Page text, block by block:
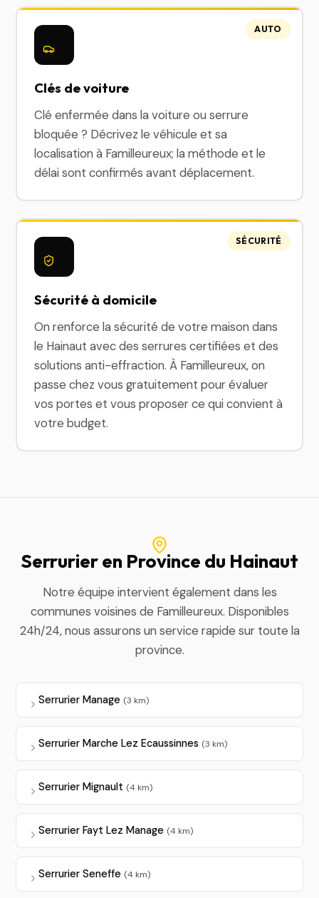
Clés de voiture
Clé enfermée dans la voiture ou serrure
bloquée ? Décrivez le véhicule et sa
localisation à Familleureux; la méthode et le
délai sont confirmés avant déplacement.
AUTO
Sécurité à domicile
On renforce la sécurité de votre maison dans
le Hainaut avec des serrures certifiées et des
solutions anti-effraction. À Familleureux, on
passe chez vous gratuitement pour évaluer
vos portes et vous proposer ce qui convient à
votre budget.
SÉCURITÉ
Serrurier en Province du Hainaut
Notre équipe intervient également dans les
communes voisines de Familleureux. Disponibles
24h/24, nous assurons un service rapide sur toute la
province.
Serrurier Manage (3 km)
Serrurier Marche Lez Ecaussinnes (3 km)
Serrurier Mignault (4 km)
Serrurier Fayt Lez Manage (4 km)
Serrurier Seneffe (4 km)